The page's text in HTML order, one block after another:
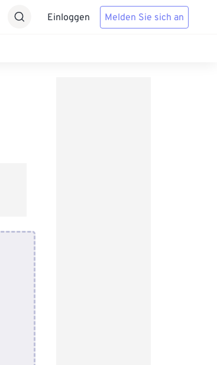
Einloggen Melden Sie sich an